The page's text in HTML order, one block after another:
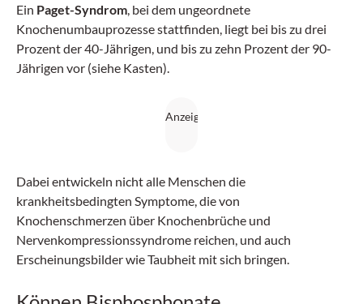
Ein Paget-Syndrom , bei dem ungeordnete
Knochenumbauprozesse stattfinden, liegt bei bis zu drei
Prozent der 40-Jährigen, und bis zu zehn Prozent der 90-
Jährigen vor (siehe Kasten).
Dabei entwickeln nicht alle Menschen die
krankheitsbedingten Symptome, die von
Knochenschmerzen über Knochenbrüche und
Nervenkompressionssyndrome reichen, und auch
Erscheinungsbilder wie Taubheit mit sich bringen.